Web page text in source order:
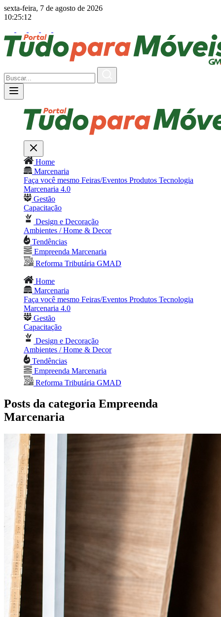
sexta-feira, 7 de agosto de 2026
10:25:15
Home
Marcenaria
Faça você mesmo Feiras/Eventos Produtos Tecnologia
Marcenaria 4.0
Gestão
Capacitação
Design e Decoração
Ambientes / Home & Decor
Tendências
Empreenda Marcenaria
Reforma Tributária GMAD
Home
Marcenaria
Faça você mesmo Feiras/Eventos Produtos Tecnologia
Marcenaria 4.0
Gestão
Capacitação
Design e Decoração
Ambientes / Home & Decor
Tendências
Empreenda Marcenaria
Reforma Tributária GMAD
Posts da categoria Empreenda
Marcenaria